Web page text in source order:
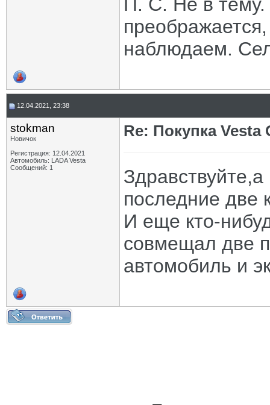
наблюдаем.
12.04.2021, 23:38
stokman
Новичок
Регистрация: 12.04.2021
Автомобиль: LADA Vesta
Сообщений: 1
Re: Покупка Vesta
последние две
И еще кто-
совмещал две
автомобиль и